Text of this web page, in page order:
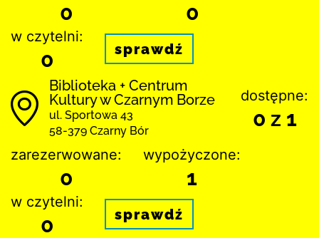
0 0
w czytelni:
0 sprawdź
Biblioteka + Centrum
Kultury w Czarnym Borze
ul. Sportowa 43
58-379 Czarny Bór
dostępne:
0 z 1
zarezerwowane:
0
wypożyczone:
1
w czytelni:
0 sprawdź